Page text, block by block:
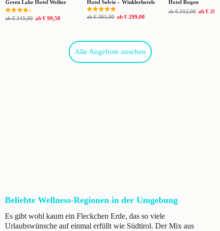
Green Lake Hotel Weiher
s
ab € 145,00 ab € 99,50
Hotel Solvie – Winklerhotels
ab € 361,00 ab € 299,00
Hotel Rogen
ab € 312,00 ab €
Alle Angebote ansehen
Beliebte Wellness-Regionen in der Umgebung
Es gibt wohl kaum ein Fleckchen Erde, das so viele
Urlaubswünsche auf einmal erfüllt wie Südtirol. Der Mix aus